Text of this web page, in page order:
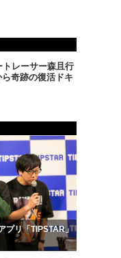
レーサー森且行
奇跡の復活ドキ
プリ「TIPSTAR」